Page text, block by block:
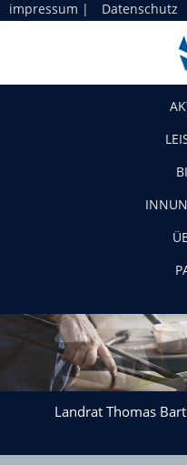
impressum | Datenschutz
Landrat Thomas